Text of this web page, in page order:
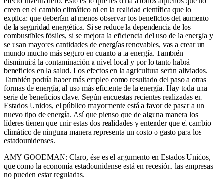
creen en el cambio climático ni en la realidad científica que lo
explica: que deberían al menos observar los beneficios del aumento
de la seguridad energética. Si se reduce la dependencia de los
combustibles fósiles, si se mejora la eficiencia del uso de la energía y
se usan mayores cantidades de energías renovables, vas a crear un
mundo mucho más seguro en cuanto a la energía. También
disminuirá la contaminación a nivel local y por lo tanto habrá
beneficios en la salud. Los efectos en la agricultura serán aliviados.
También podría haber más empleo como resultado del paso a otras
formas de energía, al uso más eficiente de la energía. Hay toda una
serie de beneficios clave. Según encuestas recientes realizadas en
Estados Unidos, el público mayormente está a favor de pasar a un
nuevo tipo de energía. Así que pienso que de alguna manera los
líderes tienen que unir estas dos realidades y entender que el cambio
climático de ninguna manera representa un costo o gasto para los
estadounidenses.
AMY GOODMAN: Claro, ése es el argumento en Estados Unidos,
que como la economía estadounidense está en recesión, las empresas
no pueden estar reguladas.